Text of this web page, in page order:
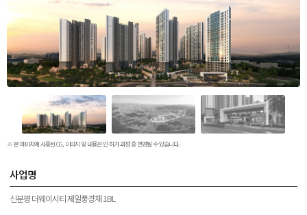
※ 본 페이지에 사용된 CG, 이미지 및 내용은 인·허가 과정 중 변경될 수 있습니다.
사업명
신분평 더웨이시티 제일풍경채 1BL